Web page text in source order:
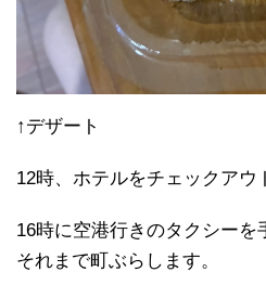
↑デザート
12時、ホテルをチェックアウ
16時に空港行きのタクシーを
それまで町ぶらします。